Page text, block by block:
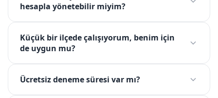
hesapla yönetebilir miyim?
Küçük bir ilçede çalışıyorum, benim için
de uygun mu?
Ücretsiz deneme süresi var mı?